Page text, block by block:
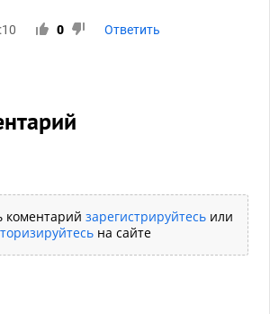
0 Ответить
коментарий зарегистрируйтесь или
на сайте